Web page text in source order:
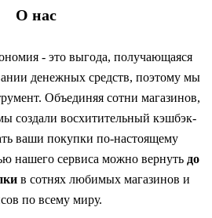
О нас
- это выгода, получающаяся
денежных средств, поэтому мы
Объединяя сотни магазинов,
создали восхитительный кэшбэк-
ваши покупки по-настоящему
нашего сервиса можно вернуть до
в сотнях любимых магазинов и
по всему миру.